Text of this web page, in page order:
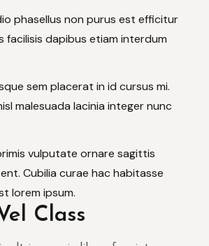
phasellus non purus est efficitur
facilisis dapibus etiam interdum
sem placerat in id cursus mi.
malesuada lacinia integer nunc
vulputate ornare sagittis
Cubilia curae hac habitasse
lorem ipsum.
Class